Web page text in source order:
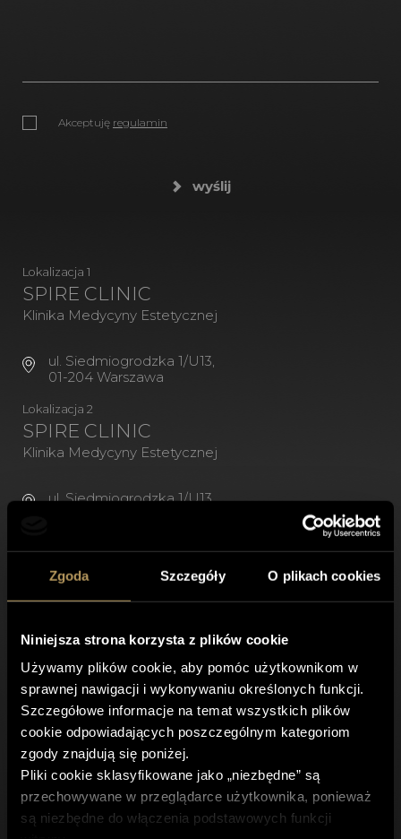
Zgoda Szczegóły O plikach cookies
Niniejsza strona korzysta z plików cookie
Używamy plików cookie, aby pomóc użytkownikom w
sprawnej nawigacji i wykonywaniu określonych funkcji.
Szczegółowe informacje na temat wszystkich plików
cookie odpowiadających poszczególnym kategoriom
zgody znajdują się poniżej.
Pliki cookie sklasyfikowane jako „niezbędne” są
przechowywane w przeglądarce użytkownika, ponieważ
są niezbędne do włączenia podstawowych funkcji
Lokalizacja 1
SPIRE CLINIC
Klinika Medycyny Estetycznej
ul. Siedmiogrodzka 1/U13,
01-204 Warszawa
Lokalizacja 2
SPIRE CLINIC
Klinika Medycyny Estetycznej
ul. Siedmiogrodzka 1/U13,
+(48) 500 743 973
+(48) 22 400 57 75
recepcja@spireclinic.pl
Godziny otwarcia
Pon. - Pt. 8:00 - 21.00
Sob. 9:00 – 18:00
Akceptuję regulamin
wyślij